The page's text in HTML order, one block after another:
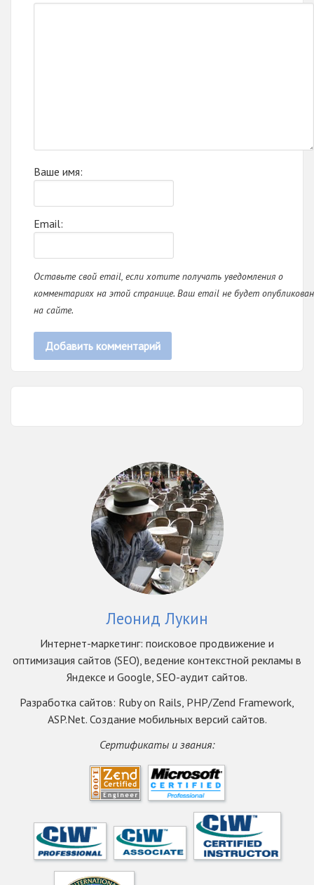
Ваше имя:
Email:
Оставьте свой email, если хотите получать уведомления о
комментариях на этой странице. Ваш email не будет опубликован
на сайте.
Леонид Лукин
Интернет-маркетинг: поисковое продвижение и
оптимизация сайтов (SEO), ведение контекстной рекламы в
Яндексе и Google, SEO-аудит сайтов.
Разработка сайтов: Ruby on Rails, PHP/Zend Framework,
ASP.Net. Создание мобильных версий сайтов.
Сертификаты и звания: